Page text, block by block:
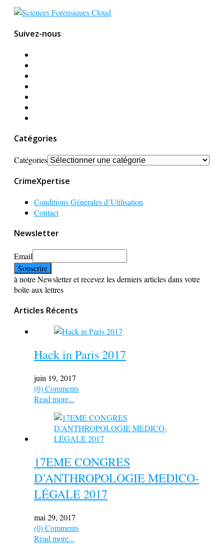
Suivez-nous
Catégories
Catégories
CrimeXpertise
Conditions Générales d’Utilisation
Contact
Newsletter
Email
à notre Newsletter et recevez les derniers articles dans votre
boîte aux lettres
Articles Récents
Hack in Paris 2017
juin 19, 2017
(0) Comments
Read more...
17EME CONGRES
D’ANTHROPOLOGIE MEDICO-
LÉGALE 2017
mai 29, 2017
(0) Comments
Read more...